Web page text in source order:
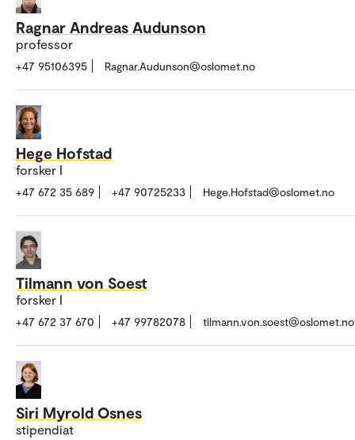
Ragnar Andreas Audunson
professor
+47 95106395 Ragnar.Audunson@oslomet.no
Hege Hofstad
forsker I
+47 672 35 689 +47 90725233 Hege.Hofstad@oslomet.no
Tilmann von Soest
forsker I
+47 672 37 670 +47 99782078 tilmann.von.soest@oslomet.no
Siri Myrold Osnes
stipendiat